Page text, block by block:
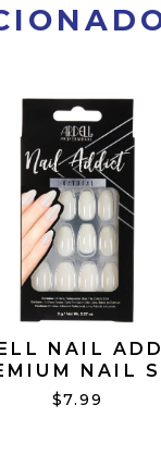
NAIL
NAIL
$7.99